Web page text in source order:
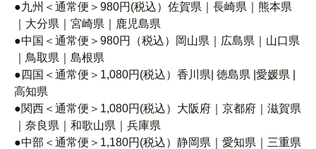
●九州＜通常便＞980円(税込）佐賀県｜長崎県｜熊本県
｜大分県｜宮崎県｜鹿児島県
●中国＜通常便＞980円（税込）岡山県｜広島県｜山口県
｜鳥取県｜島根県
●四国＜通常便＞1,080円(税込）香川県| 徳島県 |愛媛県 |
高知県
●関西＜通常便＞1,080円(税込）大阪府｜京都府｜滋賀県
｜奈良県｜和歌山県｜兵庫県
●中部＜通常便＞1,180円(税込）静岡県｜愛知県｜三重県